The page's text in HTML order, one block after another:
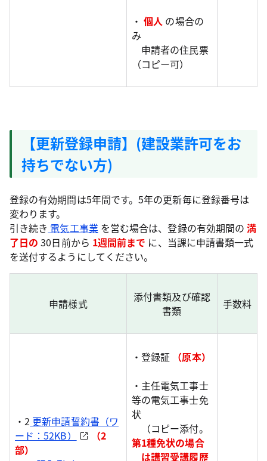
・ 個人 の場合の
み
申請者の住民票
（コピー可）
【更新登録申請】(建設業許可をお
持ちでない方)
登録の有効期間は5年間です。5年の更新毎に登録番号は
変わります。
引き続き 電気工事業 を営む場合は、登録の有効期間の 満
了日の30日前から 1週間前まで に、当課に申請書類一式
を送付するようにしてください。
申請様式
添付書類及び確認
書類
手数料
・2 更新申請誓約書（ワ
ード：52KB）
（2
部）
・登録証 （原本）
・主任電気工事士
等の電気工事士免
状
（コピー添付。
第1種免状の場合
は講習受講履歴